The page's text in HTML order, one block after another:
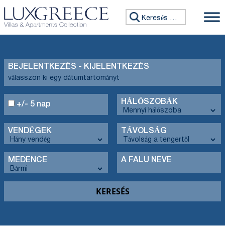
Keresés:
BEJELENTKEZÉS - KIJELENTKEZÉS
HÁLÓSZOBÁK
VENDÉGEK TÁVOLSÁG
+/- 5 nap
MEDENCE A FALU NEVE